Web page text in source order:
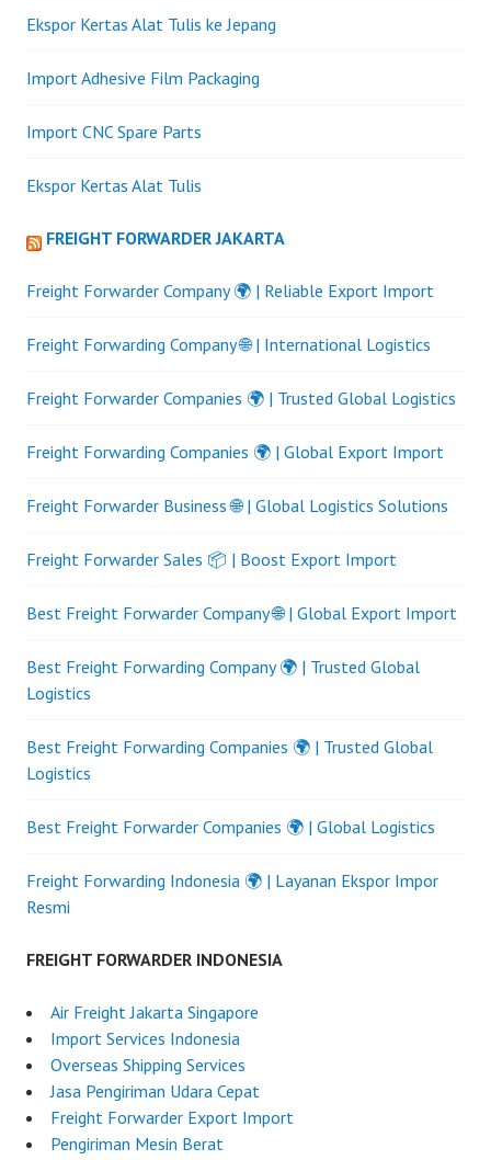
Ekspor Kertas Alat Tulis ke Jepang
Import Adhesive Film Packaging
Import CNC Spare Parts
Ekspor Kertas Alat Tulis
FREIGHT FORWARDER JAKARTA
Freight Forwarder Company 🌍 | Reliable Export Import
Freight Forwarding Company 🌐 | International Logistics
Freight Forwarder Companies 🌍 | Trusted Global Logistics
Freight Forwarding Companies 🌍 | Global Export Import
Freight Forwarder Business 🌐 | Global Logistics Solutions
Freight Forwarder Sales 📦 | Boost Export Import
Best Freight Forwarder Company 🌐 | Global Export Import
Best Freight Forwarding Company 🌍 | Trusted Global
Logistics
Best Freight Forwarding Companies 🌍 | Trusted Global
Logistics
Best Freight Forwarder Companies 🌍 | Global Logistics
Freight Forwarding Indonesia 🌍 | Layanan Ekspor Impor
Resmi
FREIGHT FORWARDER INDONESIA
Air Freight Jakarta Singapore
Import Services Indonesia
Overseas Shipping Services
Jasa Pengiriman Udara Cepat
Freight Forwarder Export Import
Pengiriman Mesin Berat